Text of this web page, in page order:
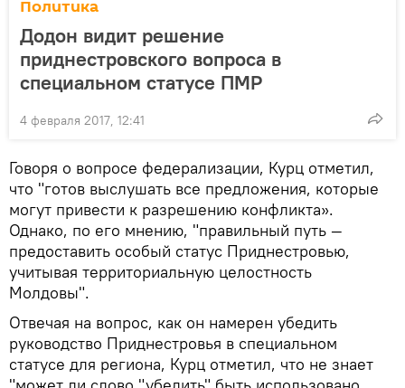
Политика
Додон видит решение
приднестровского вопроса в
специальном статусе ПМР
4 февраля 2017, 12:41
Говоря о вопросе федерализации, Курц отметил,
что "готов выслушать все предложения, которые
могут привести к разрешению конфликта».
Однако, по его мнению, "правильный путь —
предоставить особый статус Приднестровью,
учитывая территориальную целостность
Молдовы".
Отвечая на вопрос, как он намерен убедить
руководство Приднестровья в специальном
статусе для региона, Курц отметил, что не знает